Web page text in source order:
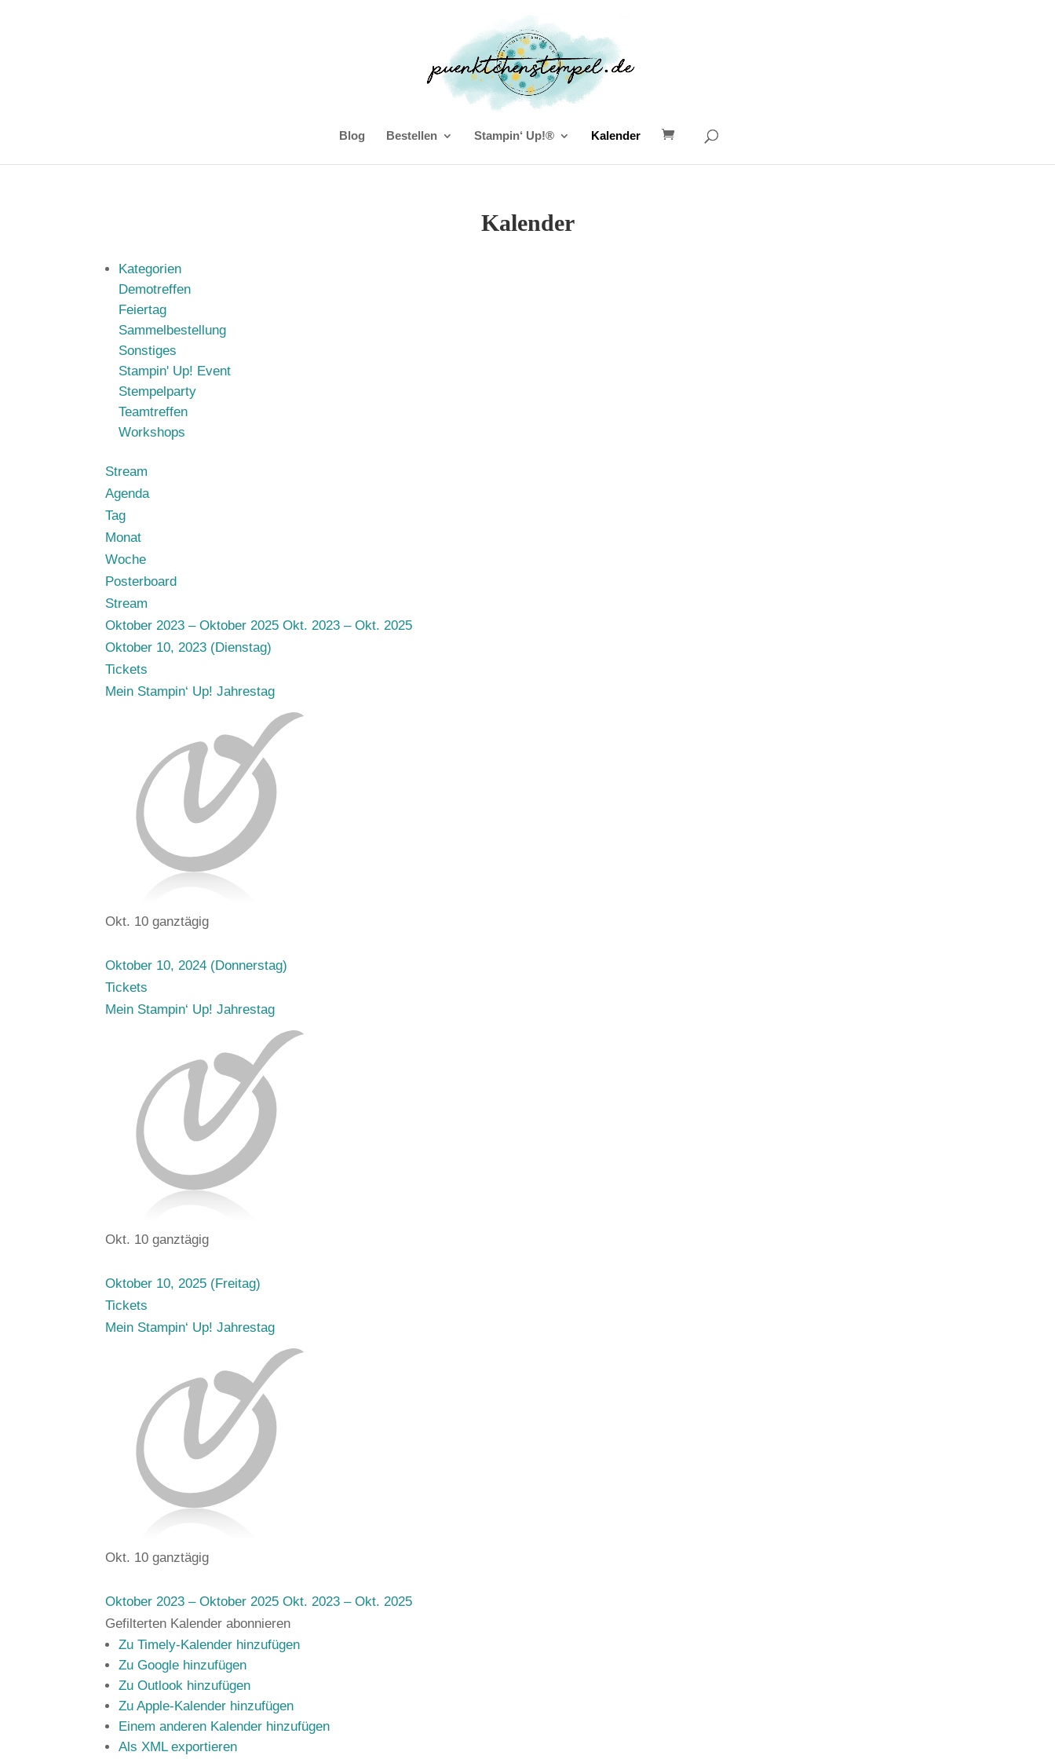
Blog Bestellen Stampin‘ Up!® Kalender
Kalender
Kategorien
Demotreffen
Feiertag
Sammelbestellung
Sonstiges
Stampin' Up! Event
Stempelparty
Teamtreffen
Workshops
Stream
Agenda
Tag
Monat
Woche
Posterboard
Stream
Oktober 2023 – Oktober 2025 Okt. 2023 – Okt. 2025
Oktober 10, 2023 (Dienstag)
Tickets
Mein Stampin‘ Up! Jahrestag
Okt. 10ganztägig
Oktober 10, 2024 (Donnerstag)
Tickets
Mein Stampin‘ Up! Jahrestag
Okt. 10ganztägig
Oktober 10, 2025 (Freitag)
Tickets
Mein Stampin‘ Up! Jahrestag
Okt. 10ganztägig
Oktober 2023 – Oktober 2025 Okt. 2023 – Okt. 2025
Gefilterten Kalender abonnieren
Zu Timely-Kalender hinzufügen
Zu Google hinzufügen
Zu Outlook hinzufügen
Zu Apple-Kalender hinzufügen
Einem anderen Kalender hinzufügen
Als XML exportieren